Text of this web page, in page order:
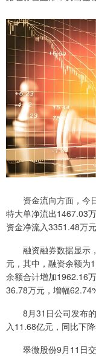
资金流向方面，今日
特大单净流出1467.03
资金净流入3351.48万元
融资融券数据显示，
元，其中，融资余额为
余额合计增加1962.16
36.78万元，增幅62.74%
8月31日公司发布的
入11.68亿元，同比下
翠微股份9月11日交